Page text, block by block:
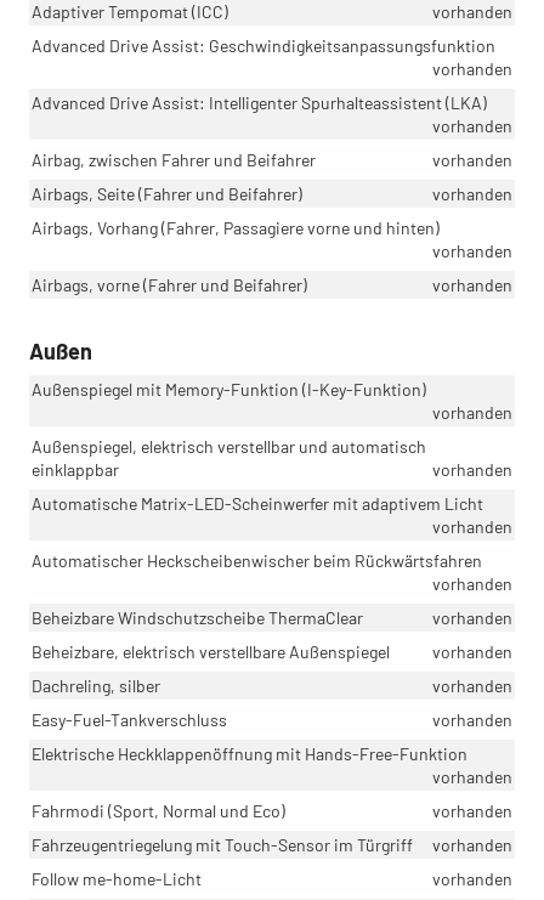
Adaptiver Tempomat (ICC)
vorhanden
Advanced Drive Assist: Geschwindigkeitsanpassungsfunktion
vorhanden
Advanced Drive Assist: Intelligenter Spurhalteassistent (LKA)
vorhanden
Airbag, zwischen Fahrer und Beifahrer
vorhanden
Airbags, Seite (Fahrer und Beifahrer)
vorhanden
Airbags, Vorhang (Fahrer, Passagiere vorne und hinten)
vorhanden
Airbags, vorne (Fahrer und Beifahrer)
vorhanden
Außen
Außenspiegel mit Memory-Funktion (I-Key-Funktion)
vorhanden
Außenspiegel, elektrisch verstellbar und automatisch
einklappbar
vorhanden
Automatische Matrix-LED-Scheinwerfer mit adaptivem Licht
vorhanden
Automatischer Heckscheibenwischer beim Rückwärtsfahren
vorhanden
Beheizbare Windschutzscheibe ThermaClear
vorhanden
Beheizbare, elektrisch verstellbare Außenspiegel
vorhanden
Dachreling, silber
vorhanden
Easy-Fuel-Tankverschluss
vorhanden
Elektrische Heckklappenöffnung mit Hands-Free-Funktion
vorhanden
Fahrmodi (Sport, Normal und Eco)
vorhanden
Fahrzeugentriegelung mit Touch-Sensor im Türgriff
vorhanden
Follow me-home-Licht
vorhanden